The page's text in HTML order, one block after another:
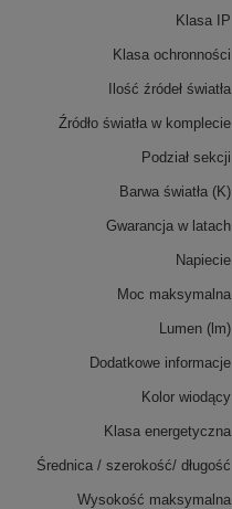
Klasa IP
Klasa ochronności
Ilość źródeł światła
Źródło światła w komplecie
Podział sekcji
Barwa światła (K)
Gwarancja w latach
Napiecie
Moc maksymalna
Lumen (lm)
Dodatkowe informacje
Kolor wiodący
Klasa energetyczna
Średnica / szerokość/ długość
Wysokość maksymalna